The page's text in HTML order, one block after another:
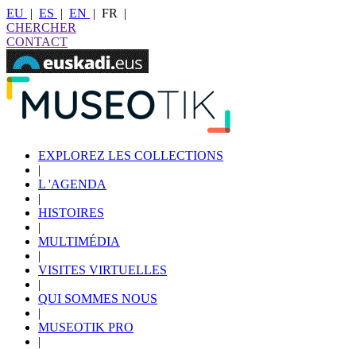
EU | ES | EN | FR
|
CHERCHER
CONTACT
EXPLOREZ LES COLLECTIONS
|
L 'AGENDA
|
HISTOIRES
|
MULTIMÉDIA
|
VISITES VIRTUELLES
|
QUI SOMMES NOUS
|
MUSEOTIK PRO
|